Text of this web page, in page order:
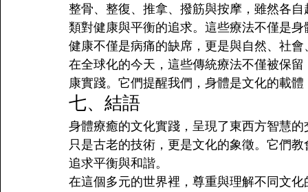
整骨、整復、推拿、撥筋與按摩，雖然各
類對健康與平衡的追求。這些療法不僅是
健康不僅是病痛的缺席，更是與自然、社
在全球化的今天，這些傳統療法不僅被保
康實踐。它們提醒我們，身體是文化的載
七、結語
身體療癒的文化實踐，呈現了東西方智慧
只是古老的技術，更是文化的象徵。它們
追求平衡與和諧。
在這個多元的世界裡，尊重與理解不同文